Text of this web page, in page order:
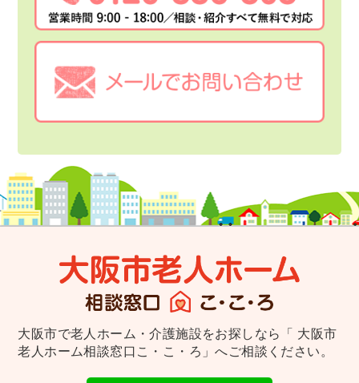
大阪市で老人ホーム・介護施設をお探しなら
「 大阪市
老人ホーム相談窓口こ・こ・ろ」へご相談ください。